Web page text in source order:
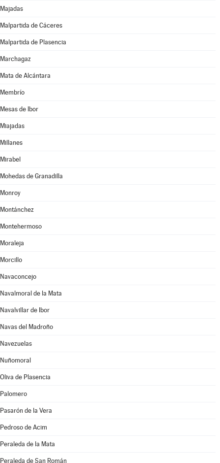
Majadas
Malpartida de Cáceres
Malpartida de Plasencia
Marchagaz
Mata de Alcántara
Membrío
Mesas de Ibor
Miajadas
Millanes
Mirabel
Mohedas de Granadilla
Monroy
Montánchez
Montehermoso
Moraleja
Morcillo
Navaconcejo
Navalmoral de la Mata
Navalvillar de Ibor
Navas del Madroño
Navezuelas
Nuñomoral
Oliva de Plasencia
Palomero
Pasarón de la Vera
Pedroso de Acim
Peraleda de la Mata
Peraleda de San Román